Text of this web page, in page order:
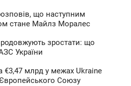
що наступним
стане Майлз Моралес
зростати: що
України
€3,47 млрд у межах Ukraine
Союзу